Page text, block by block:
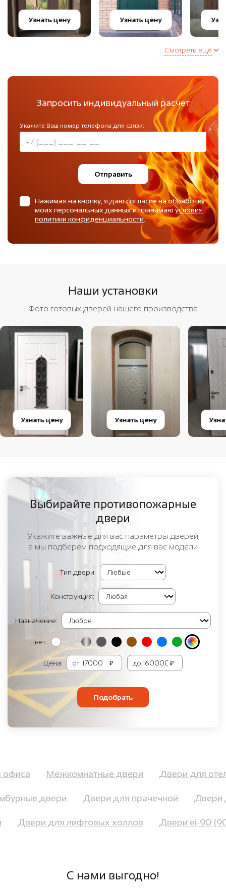
Узнать цену Узнать цену
Смотреть ещё
Запросить индивидуальный расчет
Укажите Ваш номер телефона для связи:
Отправить
Нажимая на кнопку, я даю согласие на обработку
моих персональных данных и принимаюусловия
политики конфиденциальности.
Наши установки
Фото готовых дверей нашего производства
Узнать цену Узнать цену
Выбирайте противопожарные
двери
Укажите важные для вас параметры дверей,
а мы подберем подходящие для вас модели
Тип двери:
Конструкция:
Назначение:
Цвет:
Цена: от ₽ до ₽
Подобрать
офиса Межкомнатные двери Двери для
двери Двери для прачечной Двери
Двери для лифтовых холлов Двери ei-90
С нами выгодно!